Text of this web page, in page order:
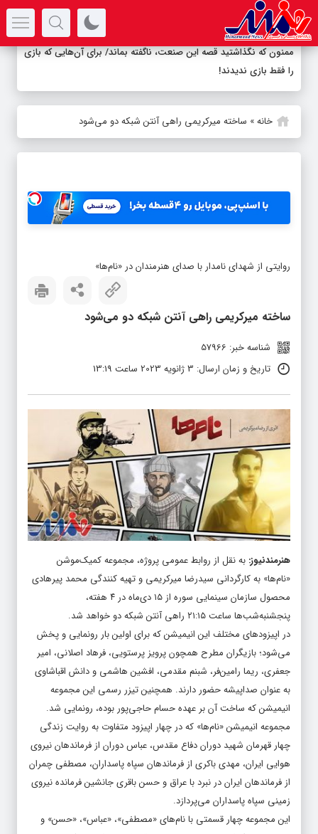
ممنون که نگذاشتید قصه این صنعت، ناگفته بماند/ برای آن‌هایی که بازی
را فقط بازی ندیدند!
خانه» ساخته میرکریمی راهی آنتن شبکه دو می‌شود
روایتی از شهدای نامدار با صدای هنرمندان در «نام‌ها»
ساخته میرکریمی راهی آنتن شبکه دو می‌شود
شناسه خبر: 57966
تاریخ و زمان ارسال: 3 ژانویه 2023 ساعت 13:19
هنرمندنیوز: به نقل از روابط عمومی پروژه، مجموعه کمیک‌موشن
«نام‌ها» به کارگردانی سیدرضا میرکریمی و تهیه کنندگی محمد پیرهادی
محصول سازمان سینمایی سوره از ۱۵ دی‌ماه در ۴ هفته،
پنجشنبه‌‌شب‌ها ساعت ۲۱:۱۵ راهی آنتن شبکه دو خواهد شد.
در اپیزودهای مختلف این انیمیشن که برای اولین بار رونمایی و پخش
می‌شود؛ بازیگران مطرح همچون پرویز پرستویی، فرهاد اصلانی، امیر
جعفری، ریما رامین‌فر، شبنم مقدمی، افشین هاشمی و دانش اقباشاوی
به عنوان صداپیشه حضور دارند. همچنین تیزر رسمی این مجموعه
انیمیشن که ساخت آن بر عهده حسام حاجی‌پور بوده، رونمایی شد.
مجموعه انیمیشن «نام‌ها» که در چهار اپیزود متفاوت به روایت زندگی
چهار قهرمان شهید دوران دفاع مقدس، عباس دوران از فرماندهان نیروی
هوایی ایران، مهدی باکری از فرماندهان سپاه پاسداران، مصطفی چمران
از فرماندهان ایران در نبرد با عراق و حسن باقری جانشین فرمانده نیروی
زمینی سپاه پاسداران می‌پردازد.
این مجموعه چهار قسمتی با نام‌های «مصطفی»، «عباس»، «حسن» و